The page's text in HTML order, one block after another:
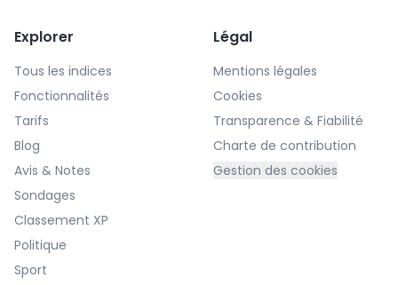
Explorer
Tous les indices
Fonctionnalités
Tarifs
Blog
Avis & Notes
Sondages
Classement XP
Politique
Sport
Légal
Mentions légales
Cookies
Transparence & Fiabilité
Charte de contribution
Gestion des cookies